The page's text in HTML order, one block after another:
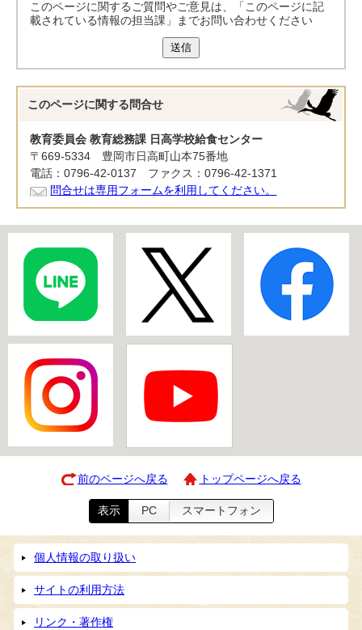
このページに関するご質問やご意見は、「このページに記
載されている情報の担当課」までお問い合わせください
送信
このページに関する 問合せ
教育委員会 教育総務課 日高学校給食センター
〒669-5334 豊岡市日高町山本75番地
電話：0796-42-0137 ファクス：0796-42-1371
問合せは専用フォームを利用してください。
前のページへ戻る トップページへ戻る
表示 PC スマートフォン
個人情報の取り扱い
サイトの利用方法
リンク・著作権